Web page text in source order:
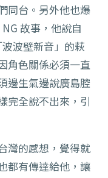
同台。另外他也爆
故事，他說自
波壁新音」的萩
角色關係必須一直
邊生氣邊說廣島腔
完全說不出來，引
灣的感想，覺得就
都有傳達給他，讓